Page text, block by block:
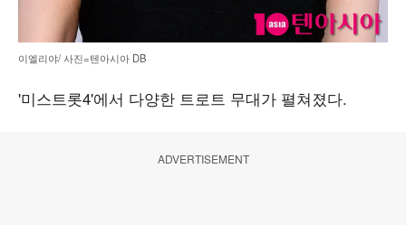
이엘리야/ 사진=텐아시아 DB
'미스트롯4'에서 다양한 트로트 무대가 펼쳐졌다.
ADVERTISEMENT